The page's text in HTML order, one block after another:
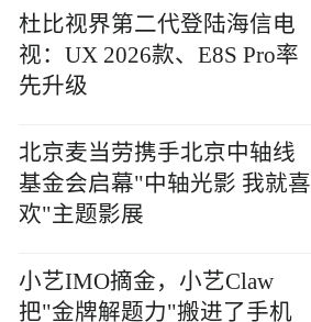
杜比视界第二代登陆海信电
视：UX 2026款、E8S Pro率
先升级
北京麦当劳携手北京中轴线
基金会启幕"中轴光影 我就喜
欢"主题影展
小艺IMO摘金，小艺Claw
把"金牌解题力"搬进了手机